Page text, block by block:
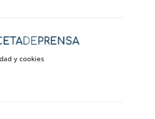
y cookies